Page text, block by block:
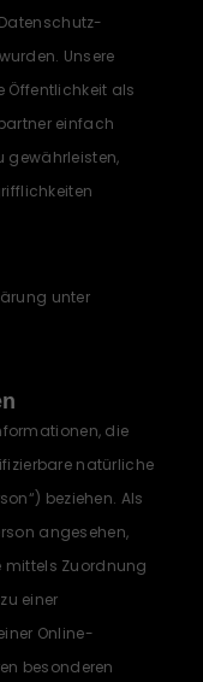
Unsere
Öffentlichkeit als
einfach
gewährleisten,
unter
die
natürliche
beziehen. Als
angesehen,
mittels Zuordnung
einer
Online-
besonderen